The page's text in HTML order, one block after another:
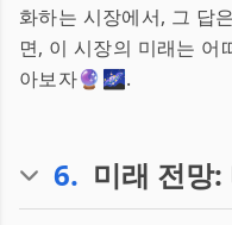
화하는 시장에서, 그 답
면, 이 시장의 미래는 어
아보자🔮🌌.
6. 미래 전망